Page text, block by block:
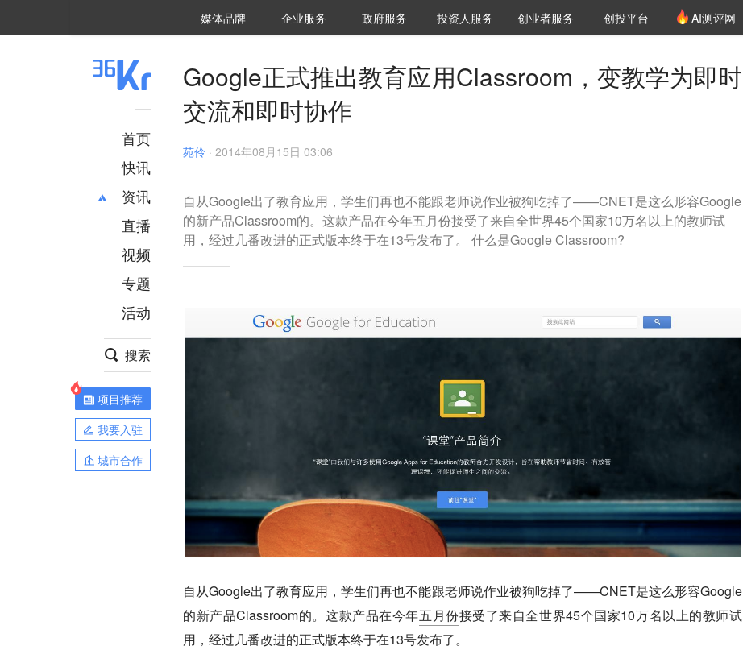
媒体品牌 36Kr研究院
企业服务 城市之窗
政府服务 VClub投资机构库
投资机构职位推介
投资人服务 创投氪堂
创业者服务 创投平台 AI测评网
首页
快讯
资讯
推荐
财经
项目推荐
安徽
直播
视频
专题
活动
搜索
项目推荐
我要入驻
城市合作
Google正式推出教育应用Classroom，变教学为即时
交流和即时协作
苑伶 · 2014年08月15日 03:06
自从Google出了教育应用，学生们再也不能跟老师说作业被狗吃掉了——CNET是这么形容Google
的新产品Classroom的。这款产品在今年五月份接受了来自全世界45个国家10万名以上的教师试
用，经过几番改进的正式版本终于在13号发布了。 什么是Google Classroom?
自从Google出了教育应用，学生们再也不能跟老师说作业被狗吃掉了——CNET是这么形容Google
的新产品Classroom的。这款产品在今年五月份接受了来自全世界45个国家10万名以上的教师试
用，经过几番改进的正式版本终于在13号发布了。